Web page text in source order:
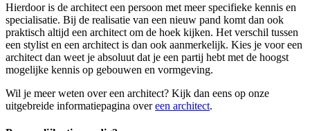
Hierdoor is de architect een persoon met meer specifieke kennis en
specialisatie. Bij de realisatie van een nieuw pand komt dan ook
praktisch altijd een architect om de hoek kijken. Het verschil tussen
een stylist en een architect is dan ook aanmerkelijk. Kies je voor een
architect dan weet je absoluut dat je een partij hebt met de hoogst
mogelijke kennis op gebouwen en vormgeving.
Wil je meer weten over een architect? Kijk dan eens op onze
uitgebreide informatiepagina overeen architect.